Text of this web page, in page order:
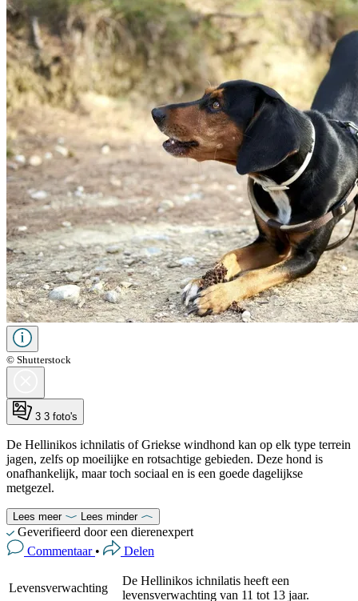
© Shutterstock
3 3 foto's
De Hellinikos ichnilatis of Griekse windhond kan op elk type terrein
jagen, zelfs op moeilijke en rotsachtige gebieden. Deze hond is
onafhankelijk, maar toch sociaal en is een goede dagelijkse
metgezel.
Lees meer Lees minder
Geverifieerd door een dierenexpert
Commentaar • Delen
Levensverwachting
De Hellinikos ichnilatis heeft een
levensverwachting van 11 tot 13 jaar.